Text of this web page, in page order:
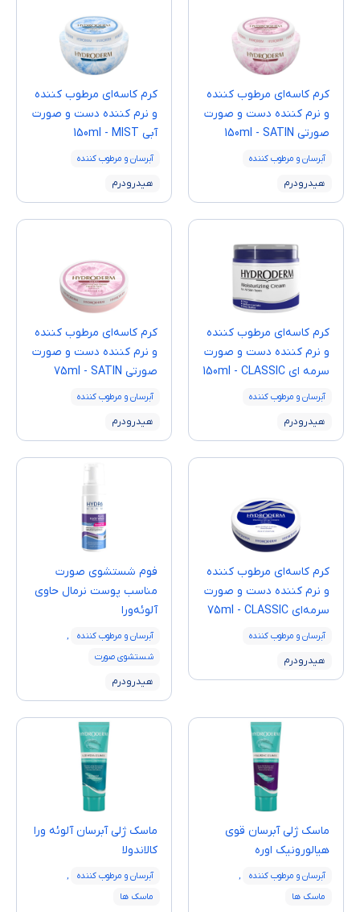
کرم کاسه‌ای مرطوب کننده
و نرم کننده دست و صورت
صورتی 150ml - SATIN
آبرسان و مرطوب کننده
هیدرودرم
کرم کاسه‌ای مرطوب کننده
و نرم کننده دست و صورت
آبی 150ml - MIST
آبرسان و مرطوب کننده
هیدرودرم
کرم کاسه‌ای مرطوب کننده
و نرم کننده دست و صورت
سرمه ای 150ml - CLASSIC
آبرسان و مرطوب کننده
هیدرودرم
کرم کاسه‌ای مرطوب کننده
و نرم کننده دست و صورت
صورتی 75ml - SATIN
آبرسان و مرطوب کننده
هیدرودرم
کرم کاسه‌ای مرطوب کننده
و نرم کننده دست و صورت
سرمه‌ای 75ml - CLASSIC
آبرسان و مرطوب کننده
هیدرودرم
فوم شستشوی صورت
مناسب پوست نرمال حاوی
آلوئه‌ورا
آبرسان و مرطوب کننده
,
شستشوی صورت
هیدرودرم
ماسک ژلی آبرسان قوی
هیالورونیک اوره
آبرسان و مرطوب کننده
,
ماسک ها
ماسک ژلی آبرسان آلوئه ورا
کالاندولا
آبرسان و مرطوب کننده
,
ماسک ها